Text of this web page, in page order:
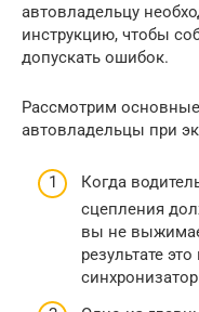
автовладельцу
инструкцию, чтобы
допускать ошибок.
Рассмотрим
автовладельцы при
Когда
сцепления
вы не
результате